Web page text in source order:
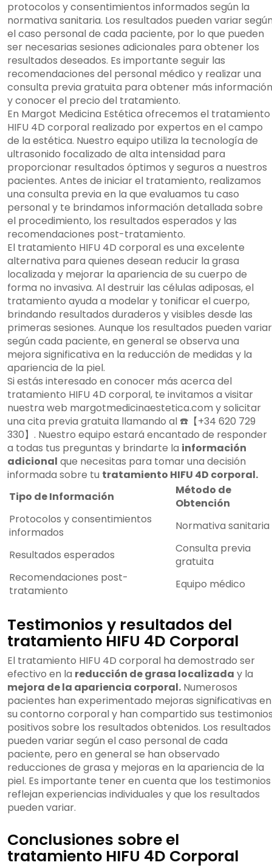
protocolos y consentimientos informados según la
normativa sanitaria. Los resultados pueden variar
el caso personal de cada paciente, por lo que pueden
ser necesarias sesiones adicionales para obtener los
resultados deseados. Es importante seguir las
recomendaciones del personal médico y realizar una
consulta previa gratuita para obtener más información
y conocer el precio del tratamiento.
En Margot Medicina Estética ofrecemos el tratamiento
HIFU 4D corporal realizado por expertos en el campo
de la estética. Nuestro equipo utiliza la tecnología de
ultrasonido focalizado de alta intensidad para
proporcionar resultados óptimos y seguros a nuestros
pacientes. Antes de iniciar el tratamiento, realizamos
una consulta previa en la que evaluamos tu caso
personal y te brindamos información detallada sobre
el procedimiento, los resultados esperados y las
recomendaciones post-tratamiento.
El tratamiento HIFU 4D corporal es una excelente
alternativa para quienes desean reducir la grasa
localizada y mejorar la apariencia de su cuerpo de
forma no invasiva. Al destruir las células adiposas, el
tratamiento ayuda a modelar y tonificar el cuerpo,
brindando resultados duraderos y visibles desde las
primeras sesiones. Aunque los resultados pueden variar
según cada paciente, en general se observa una
mejora significativa en la reducción de medidas y la
apariencia de la piel.
Si estás interesado en conocer más acerca del
tratamiento HIFU 4D corporal, te invitamos a visitar
nuestra web margotmedicinaestetica.com y solicitar
una cita previa gratuita llamando al ☎️【+34 620 729
330】. Nuestro equipo estará encantado de responder
a todas tus preguntas y brindarte la información
adicional que necesitas para tomar una decisión
informada sobre tu tratamiento HIFU 4D corporal.
Tipo de Información
Método de
Obtención
Protocolos y consentimientos
informados
Normativa sanitaria
Resultados esperados
Consulta previa
gratuita
Recomendaciones post-
tratamiento
Equipo médico
Testimonios y resultados del
tratamiento HIFU 4D Corporal
El tratamiento HIFU 4D corporal ha demostrado ser
efectivo en la reducción de grasa localizada y la
mejora de la apariencia corporal. Numerosos
pacientes han experimentado mejoras significativas en
su contorno corporal y han compartido sus
positivos sobre los resultados obtenidos. Los resultados
pueden variar según el caso personal de cada
paciente, pero en general se han observado
reducciones de grasa y mejoras en la apariencia de la
piel. Es importante tener en cuenta que los testimonios
reflejan experiencias individuales y que los resultados
pueden variar.
Conclusiones sobre el
tratamiento HIFU 4D Corporal